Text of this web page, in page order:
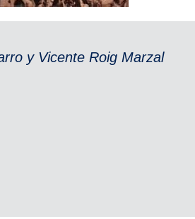
y Vicente Roig Marzal